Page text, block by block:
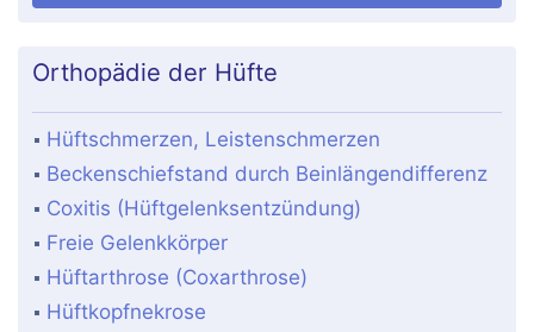
Orthopädie der Hüfte
Hüftschmerzen, Leistenschmerzen
Beckenschiefstand durch Beinlängendifferenz
Coxitis (Hüftgelenksentzündung)
Freie Gelenkkörper
Hüftarthrose (Coxarthrose)
Hüftkopfnekrose